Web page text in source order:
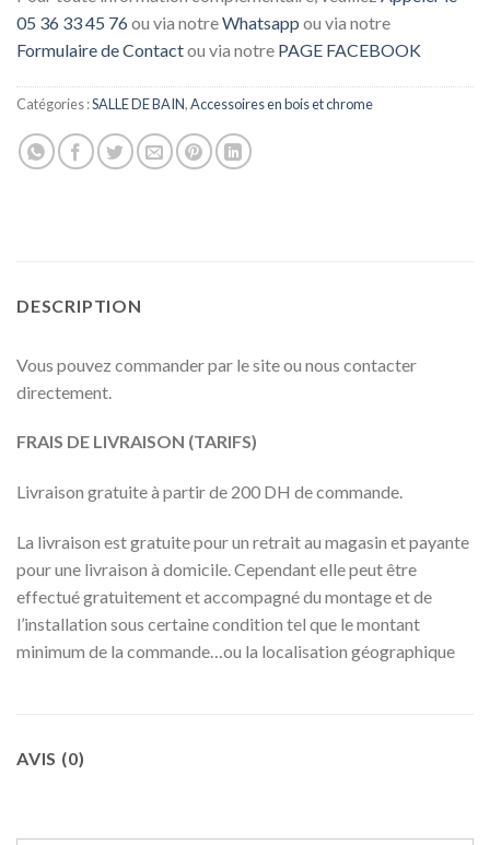
05 36 33 45 76ou via notreWhatsapp ou via notre
Formulaire de Contactou via notre PAGE FACEBOOK
Catégories :SALLE DE BAIN,Accessoires en bois et chrome
DESCRIPTION
Vous pouvez commander par le site ou nous contacter
directement.
FRAIS DE LIVRAISON (TARIFS)
Livraison gratuite à partir de 200 DH de commande.
La livraison est gratuite pour un retrait au magasin et payante
pour une livraison à domicile. Cependant elle peut être
effectué gratuitement et accompagné du montage et de
l’installation sous certaine condition tel que le montant
minimum de la commande…ou la localisation géographique
AVIS (0)